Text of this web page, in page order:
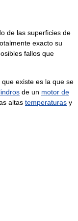
de las superficies de
exacto su
fallos que
existe es la que se
de un motor de
altas temperaturas y